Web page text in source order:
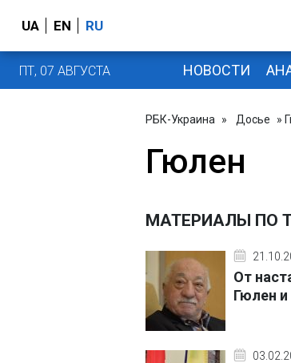
UA EN RU
ПТ, 07 АВГУСТА НОВОСТИ
РБК-Украина » Досье »
Гюлен
МАТЕРИАЛЫ ПО
От
Гюлен и